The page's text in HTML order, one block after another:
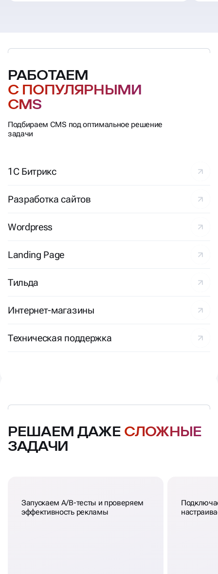
РАБОТАЕМ
С ПОПУЛЯРНЫМИ
CMS
Подбираем CMS под оптимальное решение
задачи
1С Битрикс
Разработка сайтов
Wordpress
Landing Page
Тильда
Интернет-магазины
Техническая поддержка
РЕШАЕМ ДАЖЕ СЛОЖНЫЕ
ЗАДАЧИ
Запускаем A/B-тесты и проверяем
эффективность рекламы